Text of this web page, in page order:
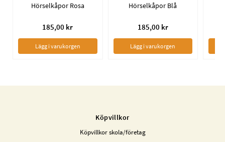
Hörselkåpor Rosa
185,00 kr
Lägg i varukorgen
Hörselkåpor Blå
185,00 kr
Lägg i varukorgen
Köpvillkor
Köpvillkor skola/företag